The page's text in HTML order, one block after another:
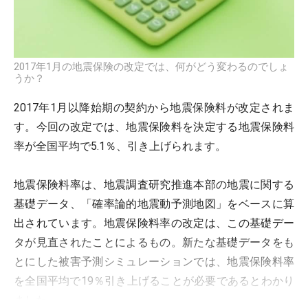
2017年1月の地震保険の改定では、何がどう変わるのでしょ
うか？
2017年1月以降始期の契約から地震保険料が改定されま
す。今回の改定では、地震保険料を決定する地震保険料
率が全国平均で5.1％、引き上げられます。
地震保険料率は、地震調査研究推進本部の地震に関する
基礎データ、「確率論的地震動予測地図」をベースに算
出されています。地震保険料率の改定は、この基礎デー
タが見直されたことによるもの。新たな基礎データをも
とにした被害予測シミュレーションでは、地震保険料率
を全国平均で19％引き上げることが必要であるとわかり